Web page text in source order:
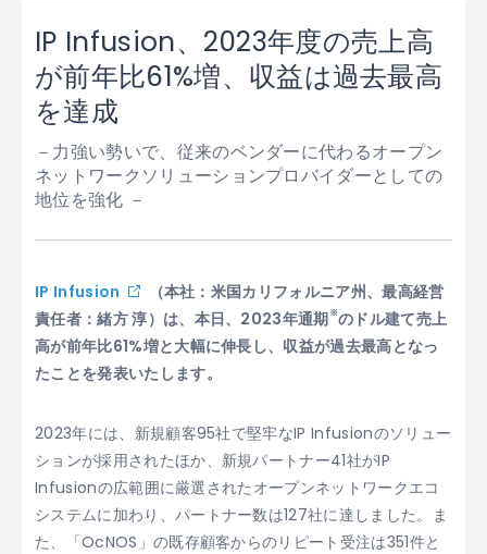
IP Infusion、2023年度の売上高
が前年比61%増、収益は過去最高
を達成
－力強い勢いで、従来のベンダーに代わるオープン
ネットワークソリューションプロバイダーとしての
地位を強化 －
IP Infusion
（本社：米国カリフォルニア州、最高経営
責任者：緒方 淳）は、本日、2023年通期※のドル建て売上
高が前年比61%増と大幅に伸長し、収益が過去最高となっ
たことを発表いたします。
2023年には、新規顧客95社で堅牢なIP Infusionのソリュー
ションが採用されたほか、新規パートナー41社がIP
Infusionの広範囲に厳選されたオープンネットワークエコ
システムに加わり、パートナー数は127社に達しました。ま
た、「OcNOS」の既存顧客からのリピート受注は351件と